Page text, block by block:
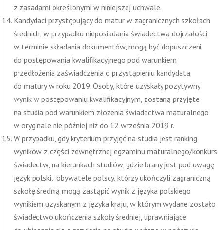
z zasadami określonymi w niniejszej uchwale.
Kandydaci przystępujący do matur w zagranicznych szkołach
średnich, w przypadku nieposiadania świadectwa dojrzałości
w terminie składania dokumentów, mogą być dopuszczeni
do postępowania kwalifikacyjnego pod warunkiem
przedłożenia zaświadczenia o przystąpieniu kandydata
do matury w roku 2019. Osoby, które uzyskały pozytywny
wynik w postępowaniu kwalifikacyjnym, zostaną przyjęte
na studia pod warunkiem złożenia świadectwa maturalnego
w oryginale nie później niż do 12 września 2019 r.
W przypadku, gdy kryterium przyjęć na studia jest ranking
wyników z części zewnętrznej egzaminu maturalnego/konkurs
świadectw, na kierunkach studiów, gdzie brany jest pod uwagę
język polski, obywatele polscy, którzy ukończyli zagraniczną
szkołę średnią mogą zastąpić wynik z języka polskiego
wynikiem uzyskanym z języka kraju, w którym wydane zostało
świadectwo ukończenia szkoły średniej, uprawniające